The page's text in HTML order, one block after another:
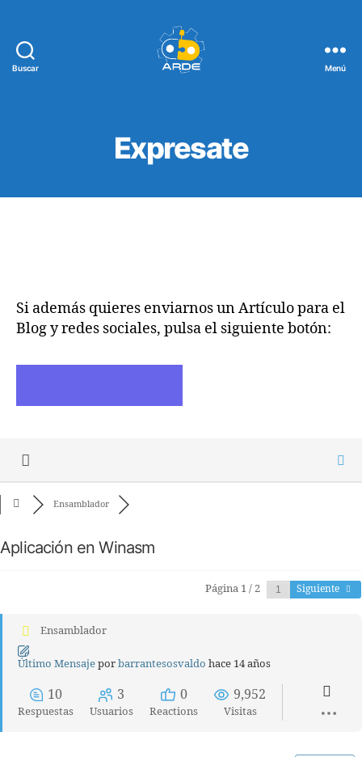
Buscar Menú
Expresate
Si además quieres enviarnos un Artículo para el
Blog y redes sociales, pulsa el siguiente botón:
Ensamblador
Aplicación en Winasm
Página 1 / 2 Siguiente
Ensamblador
Último Mensajeporbarrantesosvaldo hace 14 años
10
Respuestas
3
Usuarios
0
Reactions
9,952
Visitas